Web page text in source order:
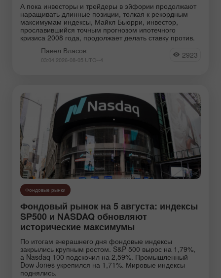
А пока инвесторы и трейдеры в эйфории продолжают
наращивать длинные позиции, толкая к рекордным
максимумам индексы, Майкл Бьюрри, инвестор,
прославившийся точным прогнозом ипотечного
кризиса 2008 года, продолжает делать ставку против.
Павел Власов
03:04 2026-08-05 UTC--4 2923
Фондовые рынки
Фондовый рынок на 5 августа: индексы
SP500 и NASDAQ обновляют
исторические максимумы
По итогам вчерашнего дня фондовые индексы
закрылись крупным ростом. S&P 500 вырос на 1,79%,
а Nasdaq 100 подскочил на 2,59%. Промышленный
Dow Jones укрепился на 1,71%. Мировые индексы
поднялись.